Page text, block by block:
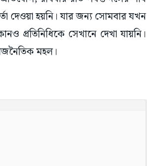
দেওয়া হয়নি। যার জন্য সোমবার যখন
প্রতিনিধিকে সেখানে দেখা যায়নি।
মহল।